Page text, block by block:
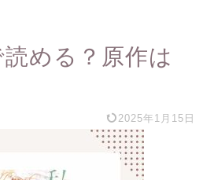
める？原作は
2025年1月15日